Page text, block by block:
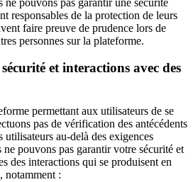
responsables de la protection de leurs
faire preuve de prudence lors de
personnes sur la plateforme.
et interactions avec des
permettant aux utilisateurs de se
pas de vérification des antécédents
au-delà des exigences
pouvons pas garantir votre sécurité et
des interactions qui se produisent en
notamment :